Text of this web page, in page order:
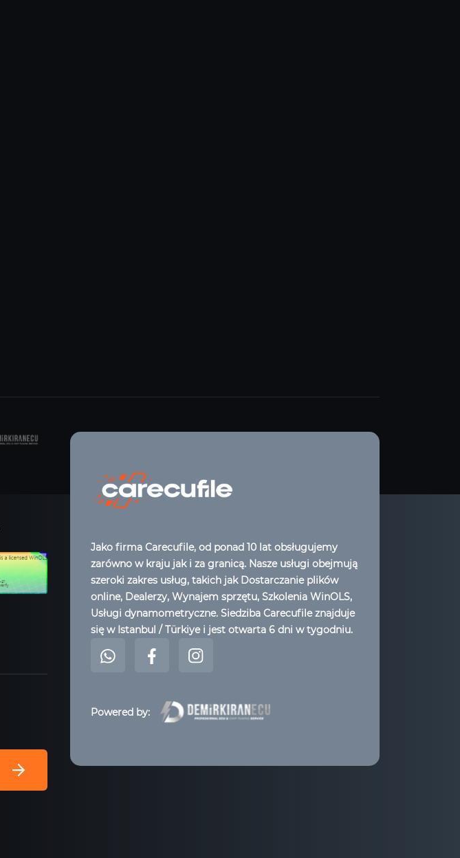
Jako firma Carecufile, od ponad 10 lat obsługujemy
zarówno w kraju jak i za granicą. Nasze usługi obejmują
szeroki zakres usług, takich jak Dostarczanie plików
online, Dealerzy, Wynajem sprzętu, Szkolenia WinOLS,
Usługi dynamometryczne. Siedziba Carecufile znajduje
się w Istanbul / Türkiye i jest otwarta 6 dni w tygodniu.
Powered by: